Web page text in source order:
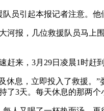
员引起本报记者注意。他
河报，几位救援队员马
来，3月29日凌晨1时赶到
休息，立即投入了救援
3天。每天休息的那两